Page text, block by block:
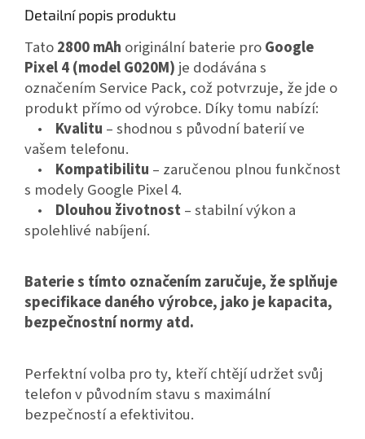
Detailní popis produktu
Tato2800 mAh originální baterie proGoogle
Pixel 4 (model G020M) je dodávána s
označením Service Pack, což potvrzuje, že jde o
produkt přímo od výrobce. Díky tomu nabízí:
• Kvalitu – shodnou s původní baterií ve
vašem telefonu.
• Kompatibilitu – zaručenou plnou funkčnost
s modely Google Pixel 4.
• Dlouhou životnost– stabilní výkon a
spolehlivé nabíjení.
Baterie s tímto označením zaručuje, že splňuje
specifikace daného výrobce, jako je kapacita,
bezpečnostní normy atd.
Perfektní volba pro ty, kteří chtějí udržet svůj
telefon v původním stavu s maximální
bezpečností a efektivitou.